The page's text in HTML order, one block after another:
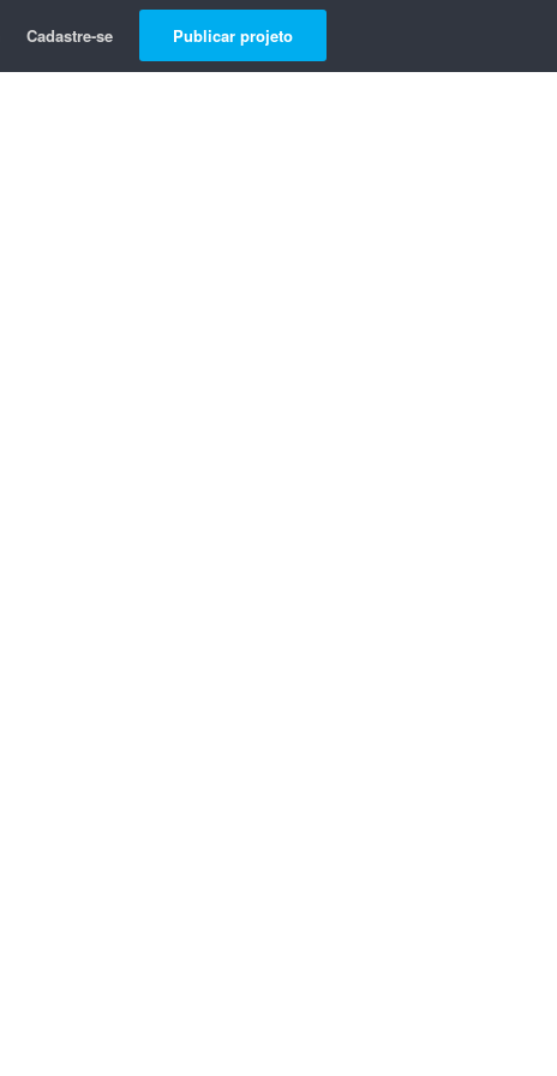
Cadastre-se Publicar projeto